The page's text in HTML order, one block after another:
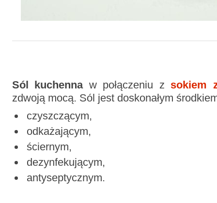
Sól kuchennaw połączeniu z sokiem
zdwoją mocą. Sól jest doskonałym
czyszczącym,
odkażającym,
ściernym,
dezynfekującym,
antyseptycznym.